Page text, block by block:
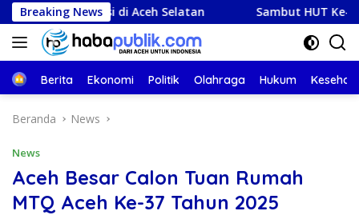
Langsung
ke
konten
Breaking News
di Aceh Selatan Sambut HUT Ke-81 RI, Imigrasi
Beranda
Berita Ekonomi Politik Olahraga Hukum
Beranda News
News
Aceh Besar Calon Tuan Rumah
MTQ Aceh Ke-37 Tahun 2025